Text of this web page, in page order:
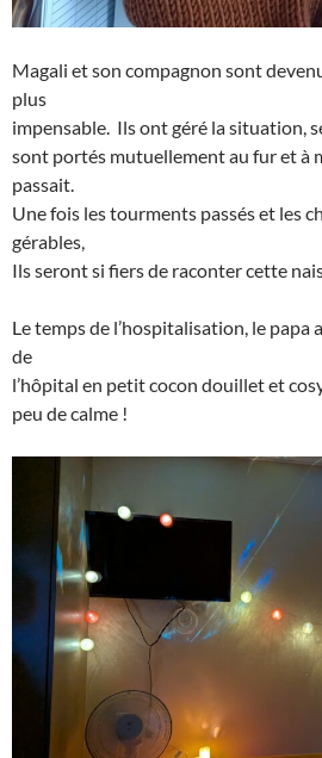
Magali et son compagnon sont
plus
impensable. Ils ont géré la situation,
sont portés mutuellement au fur et à
passait.
Une fois les tourments passés et les
gérables,
Ils seront si fiers de raconter cette
Le temps de l’hospitalisation, le papa
de
l’hôpital en petit cocon douillet et
peu de calme !